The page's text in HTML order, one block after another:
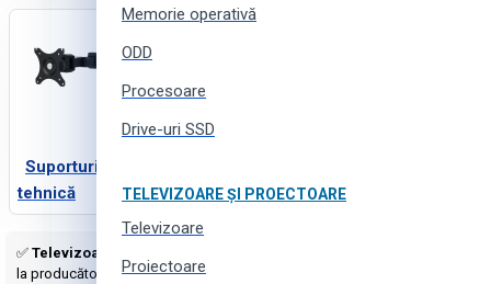
Memorie operativă
ODD
Procesoare
Drive-uri SSD
TELEVIZOARE ȘI PROECTOARE
Televizoare
Proiectoare
Suporturi pentru
tehnică
✅ Televizoare și proectoare
la producător. ➤➤➤ Gigant sortiment și alegere produselor, produse noi